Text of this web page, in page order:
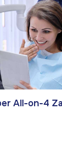
All-on-4